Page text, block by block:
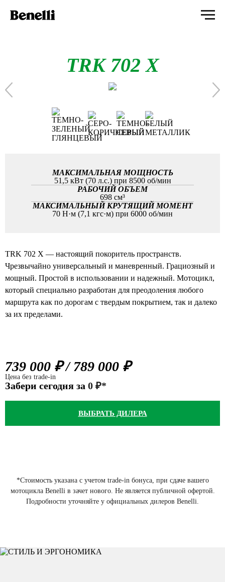
TRK 702 X
МАКСИМАЛЬНАЯ МОЩНОСТЬ
51,5 кВт (70 л.с.) при 8500 об/мин
РАБОЧИЙ ОБЪЕМ
698 см³
МАКСИМАЛЬНЫЙ КРУТЯЩИЙ МОМЕНТ
70 Н·м (7,1 кгс·м) при 6000 об/мин
TRK 702 X — настоящий покоритель пространств.
Чрезвычайно универсальный и маневренный. Грациозный и
мощный. Простой в использовании и надежный. Мотоцикл,
который специально разработан для преодоления любого
маршрута как по дорогам с твердым покрытием, так и далеко
за их пределами.
739 000 ₽/ 789 000 ₽
Цена без trade-in
Забери сегодня за 0 ₽*
ВЫБРАТЬ ДИЛЕРА
*Стоимость указана с учетом trade-in бонуса, при сдаче вашего
мотоцикла Benelli в зачет нового. Не является публичной офертой.
Подробности уточняйте у официальных дилеров Benelli.